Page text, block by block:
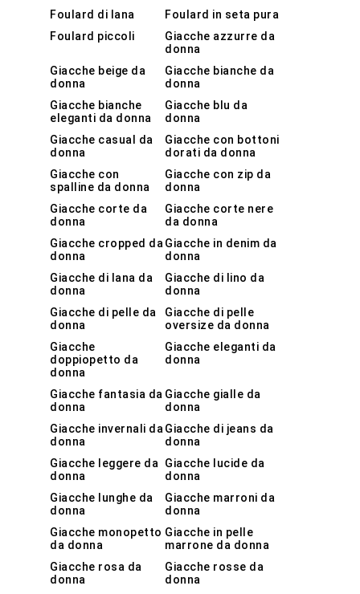
Foulard di lana
Foulard in seta pura
Foulard piccoli
Giacche azzurre da
donna
Giacche beige da
donna
Giacche bianche da
donna
Giacche bianche
eleganti da donna
Giacche blu da
donna
Giacche casual da
donna
Giacche con bottoni
dorati da donna
Giacche con
spalline da donna
Giacche con zip da
donna
Giacche corte da
donna
Giacche corte nere
da donna
Giacche cropped da
donna
Giacche in denim da
donna
Giacche di lana da
donna
Giacche di lino da
donna
Giacche di pelle da
donna
Giacche di pelle
oversize da donna
Giacche
doppiopetto da
donna
Giacche eleganti da
donna
Giacche fantasia da
donna
Giacche gialle da
donna
Giacche invernali da
donna
Giacche di jeans da
donna
Giacche leggere da
donna
Giacche lucide da
donna
Giacche lunghe da
donna
Giacche marroni da
donna
Giacche monopetto
da donna
Giacche in pelle
marrone da donna
Giacche rosa da
donna
Giacche rosse da
donna